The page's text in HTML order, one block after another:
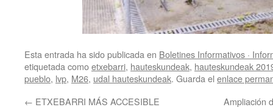
Esta entrada ha sido publicada en Boletines Informativos ·
etiquetada comoetxebarri, hauteskundeak, hauteskundeak
pueblo, lvp, M26, udal hauteskundeak. Guarda el enlace
← ETXEBARRI MÁS ACCESIBLE
Ampliación